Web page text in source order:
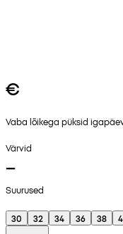
€
Vaba lõikega püksid
Värvid
Suurused
30 32 34 36 38